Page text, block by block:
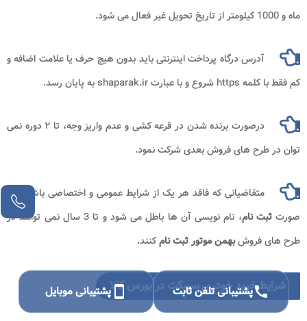
ماه و 1000 کیلومتر از تاریخ تحویل غیر فعال می شود.
آدرس درگاه پرداخت اینترنتی باید بدون هیچ حرف یا علامت اضافه و
کم فقط با کلمه https شروع و با عبارت shaparak.ir به پایان رسد.
درصورت برنده شدن در قرعه کشی و عدم واریز وجه، تا ۲ دوره نمی
توان در طرح های فروش بعدی شرکت نمود.
متقاضیانی که فاقد هر یک از شرایط عمومی و اختصاصی باشند، در
صورتثبت نام
، نام نویسی آن ها باطل می شود و تا 3 سال نمی توانند در
طرح های فروشبهمن موتور ثبت نامکنند.
شرایط خرید خودرو ریسپکت در بورس کالا
callپشتیبانی تلفن ثابت smartphoneپشتیبانی موبایل